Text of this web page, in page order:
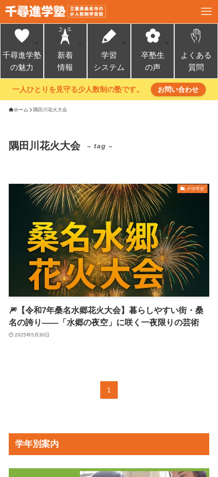
千尋進学塾
の魅力
新着
情報
学習
システム
卒塾生
の声
よくある
質問
一人ひとりを見守る少人数制の塾です。 お問い合わせ
ホーム 隅田川花火大会
隅田川花火大会 – tag –
小中学生
🎆【令和7年桑名水郷花火大会】暮らしやすい街・桑
名の誇り――「水郷の夜空」に咲く一夜限りの芸術
2025年5月30日
1
学年別案内